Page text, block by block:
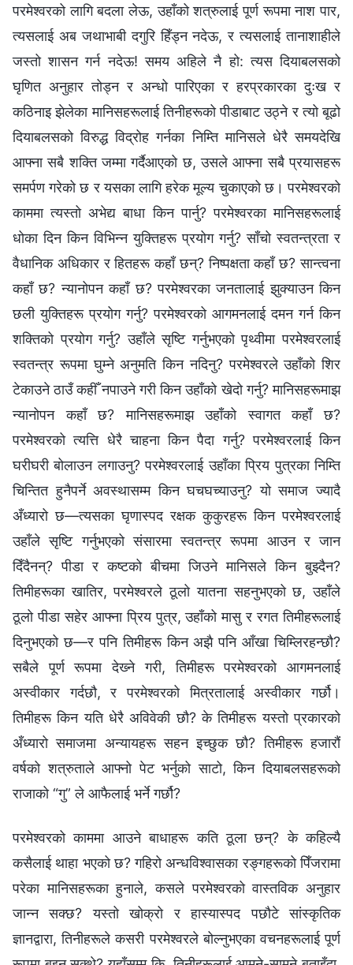
परमेश्‍वरको लागि बदला लेऊ, उहाँको शत्रुलाई पूर्ण रूपमा नाश पार,
त्यसलाई अब जथाभाबी दगुरि हिँड्न नदेऊ, र त्यसलाई तानाशाहीले
जस्तो शासन गर्न नदेऊ! समय अहिले नै हो: त्यस दियाबलसको
घृणित अनुहार तोड्न र अन्धो पारिएका र हरप्रकारका दुःख र
कठिनाइ झेलेका मानिसहरूलाई तिनीहरूको पीडाबाट उठ्ने र त्यो बूढो
दियाबलसको विरुद्ध विद्रोह गर्नका निम्ति मानिसले धेरै समयदेखि
आफ्ना सबै शक्ति जम्मा गर्दैआएको छ, उसले आफ्ना सबै प्रयासहरू
समर्पण गरेको छ र यसका लागि हरेक मूल्य चुकाएको छ। परमेश्‍वरको
काममा त्यस्तो अभेद्य बाधा किन पार्नु? परमेश्‍वरका मानिसहरूलाई
धोका दिन किन विभिन्न युक्तिहरू प्रयोग गर्नु? साँचो स्वतन्त्रता र
वैधानिक अधिकार र हितहरू कहाँ छन्? निष्पक्षता कहाँ छ? सान्त्वना
कहाँ छ? न्यानोपन कहाँ छ? परमेश्‍वरका जनतालाई झुक्याउन किन
छली युक्तिहरू प्रयोग गर्नु? परमेश्‍वरको आगमनलाई दमन गर्न किन
शक्तिको प्रयोग गर्नु? उहाँले सृष्टि गर्नुभएको पृथ्वीमा परमेश्‍वरलाई
स्वतन्त्र रूपमा घुम्ने अनुमति किन नदिनु? परमेश्‍वरले उहाँको शिर
टेकाउने ठाउँ कहीँ नपाउने गरी किन उहाँको खेदो गर्नु? मानिसहरूमाझ
न्यानोपन कहाँ छ? मानिसहरूमाझ उहाँको स्वागत कहाँ छ?
परमेश्‍वरको त्यत्ति धेरै चाहना किन पैदा गर्नु? परमेश्‍वरलाई किन
घरीघरी बोलाउन लगाउनु? परमेश्‍वरलाई उहाँका प्रिय पुत्रका निम्ति
चिन्तित हुनैपर्ने अवस्थासम्म किन घचघच्याउनु? यो समाज ज्यादै
अँध्यारो छ—त्यसका घृणास्पद रक्षक कुकुरहरू किन परमेश्‍वरलाई
उहाँले सृष्टि गर्नुभएको संसारमा स्वतन्त्र रूपमा आउन र जान
दिँदैनन्? पीडा र कष्टको बीचमा जिउने मानिसले किन बुझ्दैन?
तिमीहरूका खातिर, परमेश्‍वरले ठूलो यातना सहनुभएको छ, उहाँले
ठूलो पीडा सहेर आफ्ना प्रिय पुत्र, उहाँको मासु र रगत तिमीहरूलाई
दिनुभएको छ—र पनि तिमीहरू किन अझै पनि आँखा चिम्‍लिरहन्छौ?
सबैले पूर्ण रूपमा देख्‍ने गरी, तिमीहरू परमेश्‍वरको आगमनलाई
अस्वीकार गर्दछौ, र परमेश्‍वरको मित्रतालाई अस्वीकार गर्छौ।
तिमीहरू किन यति धेरै अविवेकी छौ? के तिमीहरू यस्तो प्रकारको
अँध्यारो समाजमा अन्यायहरू सहन इच्छुक छौ? तिमीहरू हजारौं
वर्षको शत्रुताले आफ्नो पेट भर्नुको साटो, किन दियाबलसहरूको
राजाको “गु” ले आफैलाई भर्ने गर्छौ?
परमेश्‍वरको काममा आउने बाधाहरू कति ठूला छन्? के कहिल्यै
कसैलाई थाहा भएको छ? गहिरो अन्धविश्‍वासका रङ्गहरूको पिँजरामा
परेका मानिसहरूका हुनाले, कसले परमेश्‍वरको वास्तविक अनुहार
जान्न सक्छ? यस्तो खोक्रो र हास्यास्पद पछौटे सांस्कृतिक
ज्ञानद्वारा, तिनीहरूले कसरी परमेश्‍वरले बोल्नुभएका वचनहरूलाई पूर्ण